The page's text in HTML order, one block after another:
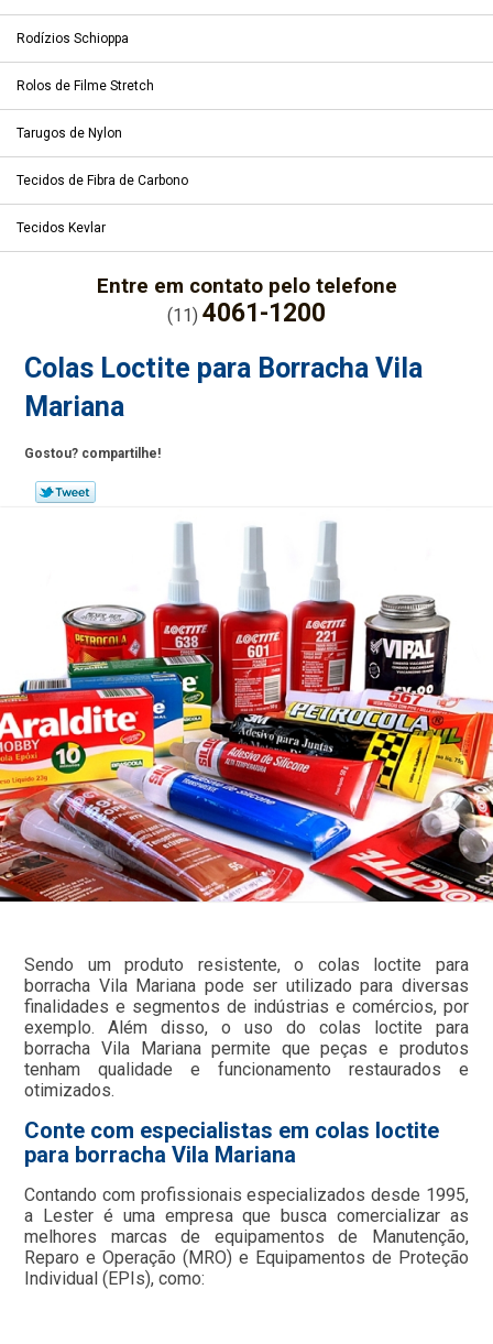
Rodízios Schioppa
Rolos de Filme Stretch
Tarugos de Nylon
Tecidos de Fibra de Carbono
Tecidos Kevlar
Entre em contato pelo telefone
(11) 4061-1200
Colas Loctite para Borracha Vila
Mariana
Gostou? compartilhe!
Sendo um produto resistente, o colas loctite para
borracha Vila Mariana pode ser utilizado para diversas
finalidades e segmentos de indústrias e comércios, por
exemplo. Além disso, o uso do colas loctite para
borracha Vila Mariana permite que peças e produtos
tenham qualidade e funcionamento restaurados e
otimizados.
Conte com especialistas em colas loctite
para borracha Vila Mariana
Contando com profissionais especializados desde 1995,
a Lester é uma empresa que busca comercializar as
melhores marcas de equipamentos de Manutenção,
Reparo e Operação (MRO) e Equipamentos de Proteção
Individual (EPIs), como: